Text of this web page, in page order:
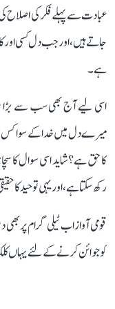
عبادت سے پہلے فکر کی اصلاح
جاتے ہیں، اور جب دل کسی اور
ہے۔
اسی لیے آج بھی سب سے بڑا
میرے دل میں خدا کے سوا کس
کا حق ہے؟ شاید اسی سوال کا
رکھ سکتا ہے، اور یہی توحید کا
قومی آواز اب ٹیلی گرام پر
کو جوائن کرنے کے لئے یہاں